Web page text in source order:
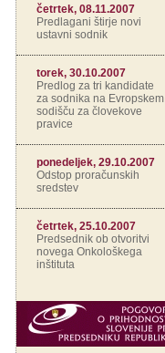
četrtek, 08.11.2007
Predlagani štirje novi
ustavni sodnik
torek, 30.10.2007
Predlog za tri kandidate
za sodnika na Evropskem
sodišču za človekove
pravice
ponedeljek, 29.10.2007
Odstop proračunskih
sredstev
četrtek, 25.10.2007
Predsednik ob otvoritvi
novega Onkološkega
inštituta